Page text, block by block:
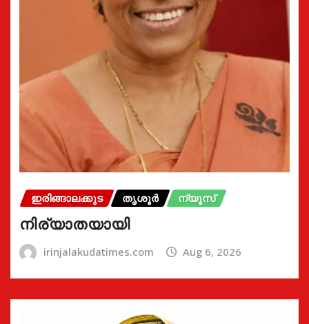
ഇരിങ്ങാലക്കുട തൃശൂർ ന്യൂസ്
നിര്യാതയായി
irinjalakudatimes.com Aug 6, 2026